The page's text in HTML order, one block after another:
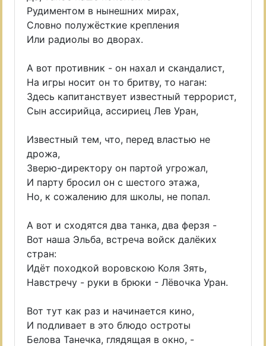
Рудиментом в нынешних мирах,
Словно полужёсткие крепления
Или радиолы во дворах.
А вот противник - он нахал и скандалист,
На игры носит он то бритву, то наган:
Здесь капитанствует известный террорист,
Сын ассирийца, ассириец Лев Уран,
Известный тем, что, перед властью не
дрожа,
Зверю-директору он партой угрожал,
И парту бросил он с шестого этажа,
Но, к сожалению для школы, не попал.
А вот и сходятся два танка, два ферзя -
Вот наша Эльба, встреча войск далёких
стран:
Идёт походкой воровскою Коля Зять,
Навстречу - руки в брюки - Лёвочка Уран.
Вот тут как раз и начинается кино,
И подливает в это блюдо остроты
Белова Танечка, глядящая в окно, -